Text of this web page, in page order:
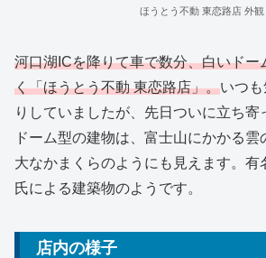
ほうとう不動 東恋路店 外観
河口湖ICを降りて車で数分、白いドー
く「ほうとう不動 東恋路店」。いつ
りしていましたが、先日ついに立ち寄
ドーム型の建物は、富士山にかかる
大なかまくらのようにも見えます。有
氏による建築物のようです。
店内の様子